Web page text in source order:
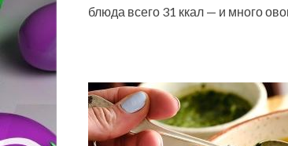
блюда всего 31 ккал — и много